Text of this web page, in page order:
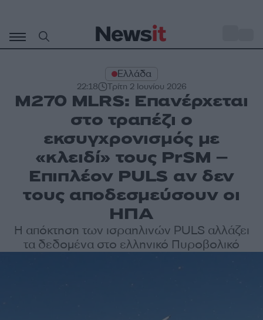
περιεχόμενο
Ελλάδα
22:18 Τρίτη 2 Ιουνίου 2026
M270 MLRS: Επανέρχεται
στο τραπέζι ο
εκσυγχρονισμός με
«κλειδί» τους PrSM –
Επιπλέον PULS αν δεν
τους αποδεσμεύσουν οι
ΗΠΑ
Η απόκτηση των ισραηλινών PULS αλλάζει
τα δεδομένα στο ελληνικό Πυροβολικό